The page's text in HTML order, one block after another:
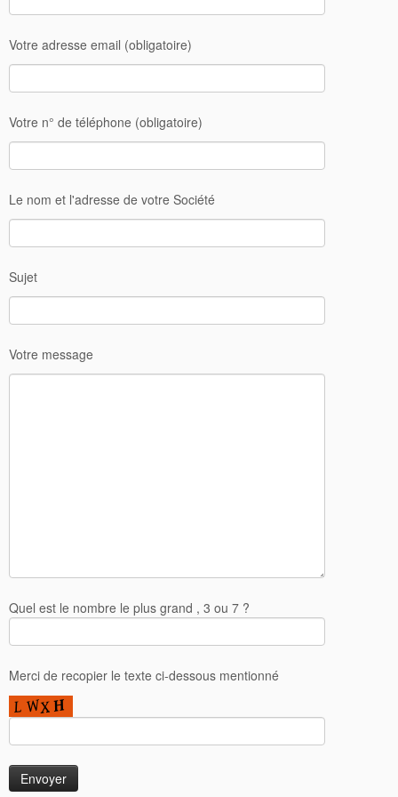
Votre adresse email (obligatoire)
Votre n° de téléphone (obligatoire)
Le nom et l'adresse de votre Société
Sujet
Votre message
Quel est le nombre le plus grand , 3 ou 7 ?
Merci de recopier le texte ci-dessous mentionné